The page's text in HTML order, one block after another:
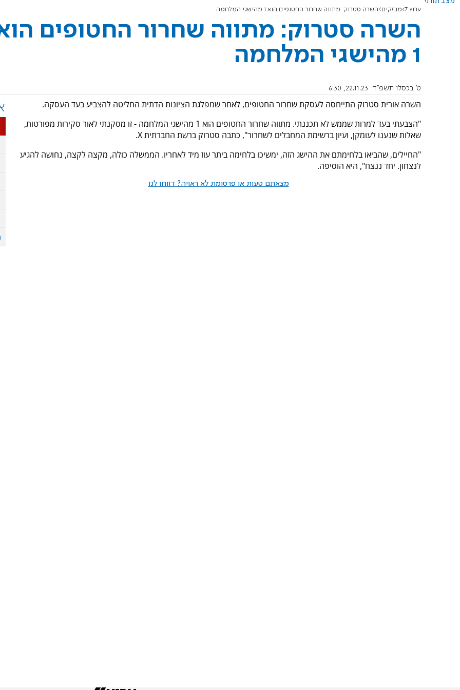
ערוץ 7 מבזקים השרה סטרוק: מתווה שחרור החטופים הוא 1 מהישגי המלחמה
השרה סטרוק: מתווה שחרור החטופים
1 מהישגי המלחמה
ט' בכסלו תשפ"ד 22.11.23, 6:30
השרה אורית סטרוק התייחסה לעסקת שחרור החטופים, לאחר שמפלגת הציונות הדתית החליטה להצביע בעד העסקה.
"הצבעתי בעד למרות שממש לא תכננתי. מתווה שחרור החטופים הוא 1 מהישגי המלחמה - זו מסקנתי לאור סקירות מפורטות,
שאלות שנענו לעומקן, ועיון ברשימת המחבלים לשחרור", כתבה סטרוק ברשת החברתית X.
"החיילים, שהביאו בלחימתם את ההישג הזה, ימשיכו בלחימה ביתר עוז מיד לאחריו. הממשלה כולה, מקצה לקצה, נחושה להגיע
לנצחון. יחד ננצח", היא הוסיפה.
מצאתם טעות או פרסומת לא ראויה? דווחו לנו